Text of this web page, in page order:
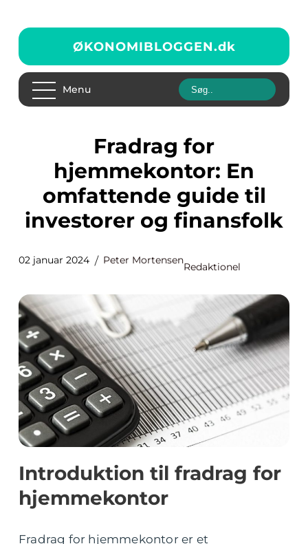
ØKONOMIBLOGGEN.dk
Menu
Fradrag for
hjemmekontor: En
omfattende guide til
investorer og finansfolk
02 januar 2024 Peter Mortensen
Redaktionel
Introduktion til fradrag for
hjemmekontor
Fradrag for hjemmekontor er et